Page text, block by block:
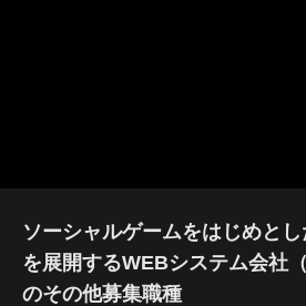
ソーシャルゲームをはじめと
を展開するWEBシステム会社
のその他募集職種